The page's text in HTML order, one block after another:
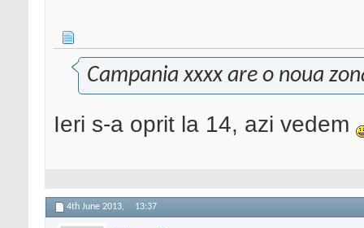
Campania xxxx are o noua
Ieri s-a oprit la 14, azi vedem
4th June 2013, 13:37